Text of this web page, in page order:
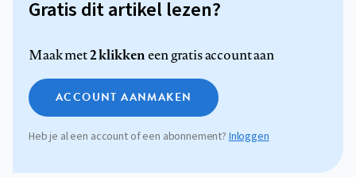
Gratis dit artikel lezen?
Maak met2 klikkeneen gratis account aan
ACCOUNT AANMAKEN
Heb je al een account of een abonnement? Inloggen